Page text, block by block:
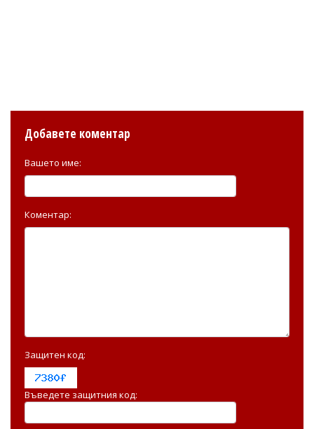
Добавете коментар
Вашето име:
Коментар:
Защитен код:
Въведете защитния код: